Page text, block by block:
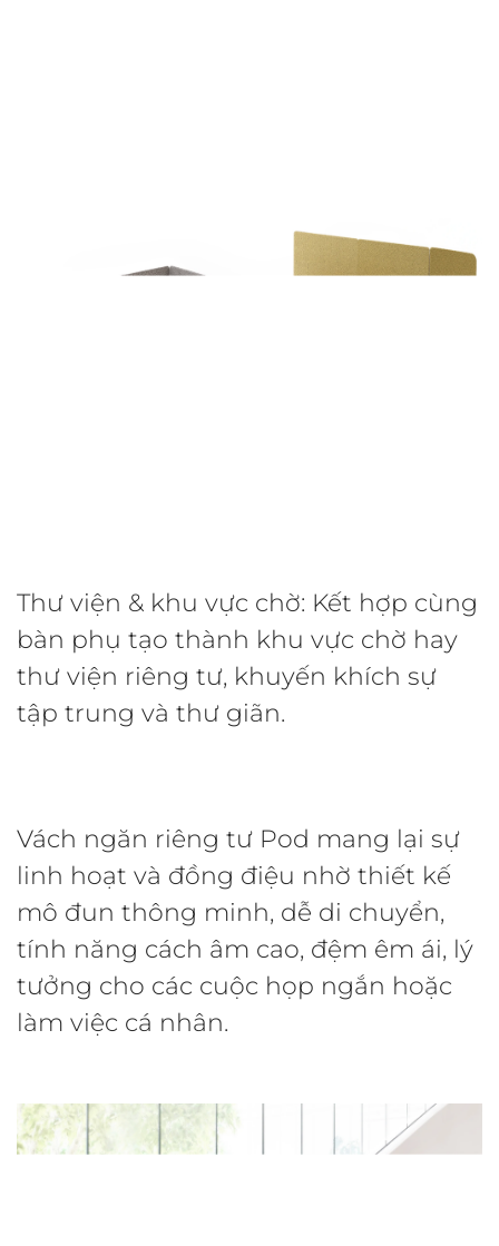
Thư viện & khu vực chờ: Kết hợp cùng
bàn phụ tạo thành khu vực chờ hay
thư viện riêng tư, khuyến khích sự
tập trung và thư giãn.
Vách ngăn riêng tư Pod mang lại sự
linh hoạt và đồng điệu nhờ thiết kế
mô đun thông minh, dễ di chuyển,
tính năng cách âm cao, đệm êm ái, lý
tưởng cho các cuộc họp ngắn hoặc
làm việc cá nhân.